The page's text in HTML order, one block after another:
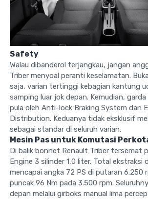
Safety
Walau dibanderol terjangkau, jangan
Triber menyoal peranti keselamatan.
saja, varian tertinggi kebagian kantung
samping luar jok depan. Kemudian,
pula oleh Anti-lock Braking System dan
Distribution. Keduanya tidak eksklusif
sebagai standar di seluruh varian.
Mesin Pas untuk Komutasi
Di balik bonnet Renault Triber tersemat
Engine 3 silinder 1,0 liter. Total ekstraksi
mencapai angka 72 PS di putaran 6.250
puncak 96 Nm pada 3.500 rpm.
depan melalui girboks manual lima